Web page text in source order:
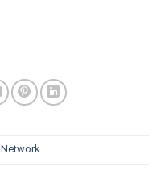
Network